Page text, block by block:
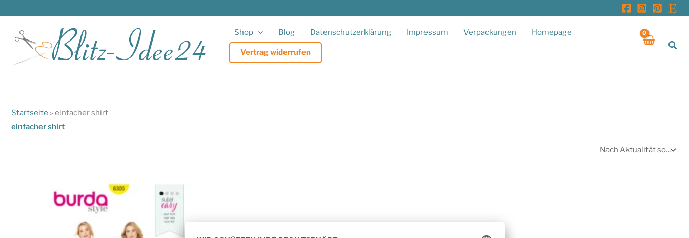
springen
Shop Blog Datenschutzerklärung Impressum Verpackungen Homepage
Vertrag widerrufen
Startseite » einfacher shirt
einfacher shirt